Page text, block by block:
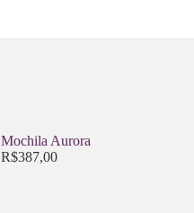
Mochila Aurora
R$387,00